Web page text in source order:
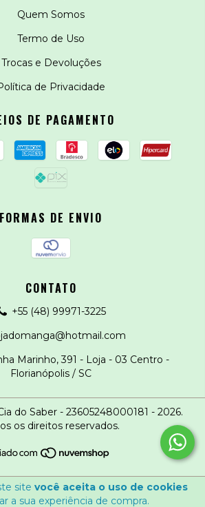
site você aceita o uso de cookies
a sua experiência de compra.
Quem Somos
Termo de Uso
Trocas e Devoluções
de Privacidade
DE PAGAMENTO
FORMAS DE ENVIO
CONTATO
+55 (48) 99971-3225
Marinho, 391 - Loja - 03 Centro -
Florianópolis / SC
do Saber - 23605248000181 - 2026.
os direitos reservados.